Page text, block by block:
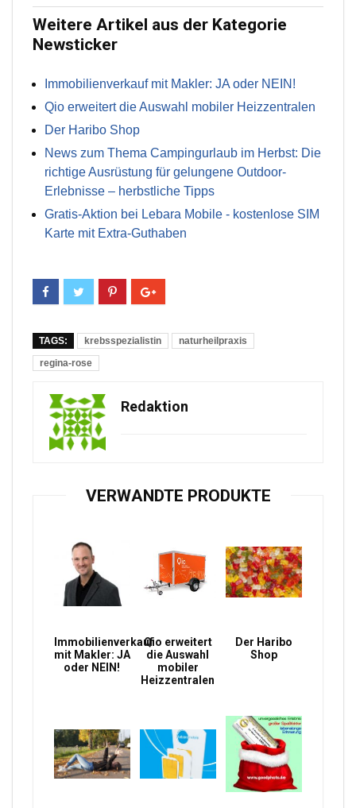
Weitere Artikel aus der Kategorie
Newsticker
Immobilienverkauf mit Makler: JA oder NEIN!
Qio erweitert die Auswahl mobiler Heizzentralen
Der Haribo Shop
News zum Thema Campingurlaub im Herbst: Die
richtige Ausrüstung für gelungene Outdoor-
Erlebnisse – herbstliche Tipps
Gratis-Aktion bei Lebara Mobile - kostenlose SIM
Karte mit Extra-Guthaben
TAGS: krebsspezialistin
naturheilpraxis
regina-rose
Redaktion
VERWANDTE PRODUKTE
Immobilienverkauf
mit Makler: JA
oder NEIN!
Qio erweitert
die Auswahl
mobiler
Heizzentralen
Der Haribo
Shop